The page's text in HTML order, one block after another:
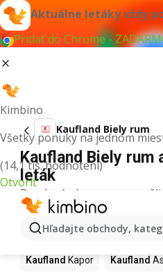
Aktuálne letáky vždy
Pridať do Chrome -
Kimbino
Všetky ponuky na jednom
(14,1 tis. hodnotení)
Otvoriť
Hľadajte obchody,
Kaufland Biely rum
Kaufland Biely rum
leták
Pre daný výraz sme nenašli
Ďalšie produkty v
Kaufland
Kaufland Kapor Kaufland